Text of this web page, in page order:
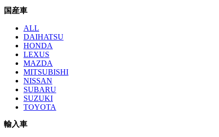
国産車
ALL
DAIHATSU
HONDA
LEXUS
MAZDA
MITSUBISHI
NISSAN
SUBARU
SUZUKI
TOYOTA
輸入車